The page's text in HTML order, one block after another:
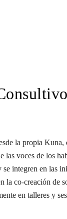
la propia Kuna,
las voces de los
se integren en las
la co-creación de
en talleres y